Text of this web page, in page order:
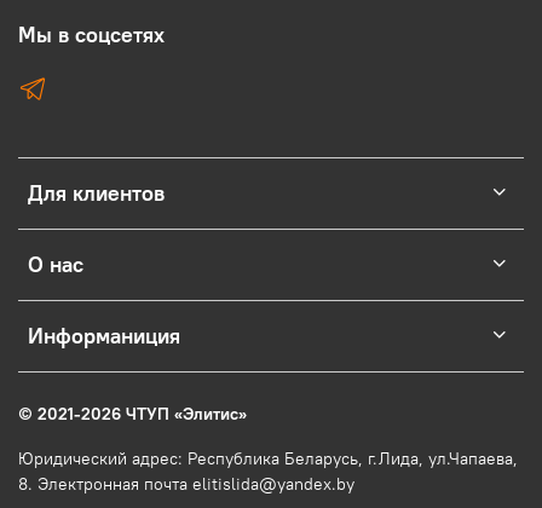
Для клиентов
О нас
Информаниция
Мы в соцсетях
© 2021-2026 ЧТУП «Элитис»
Юридический адрес: Республика Беларусь, г.Лида, ул.Чапаева,
8. Электронная почта elitislida@yandex.by